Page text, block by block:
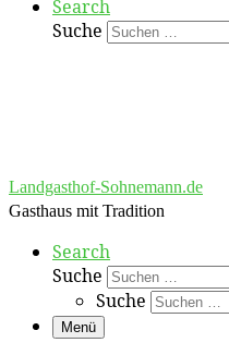
Search
Suche
Landgasthof-Sohnemann.de
Gasthaus mit Tradition
Search
Suche
Suche
Menü